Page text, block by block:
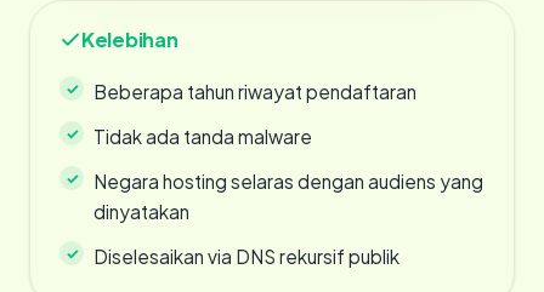
Kelebihan
Beberapa tahun riwayat pendaftaran
Tidak ada tanda malware
Negara hosting selaras dengan audiens yang
dinyatakan
Diselesaikan via DNS rekursif publik